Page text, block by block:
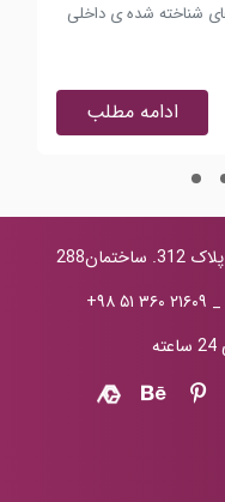
شناخته شده ی داخلی
ادامه مطلب
_ +۹۸ ۵۱ ۳۶۰ ۲۱۶۰۹